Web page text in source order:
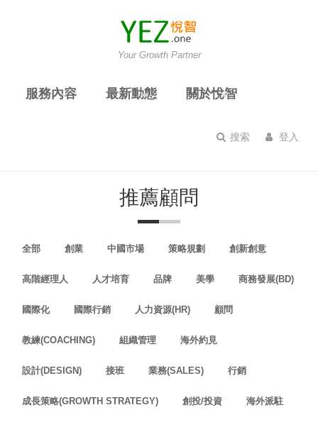
Your Growth Partner
服務內容 最新動態 關於悅智
搜索 登入
推薦顧問
全部 創業 中國市場 策略規劃 創新創意
高階經理人 人才培育 品牌 美學 商務發展(BD)
國際化 國際行銷 人力資源(HR) 顧問
教練(COACHING) 組織管理 海外約見
設計(DESIGN) 接班 業務(SALES) 行銷
成長策略(GROWTH STRATEGY) 創投/投資 海外派駐